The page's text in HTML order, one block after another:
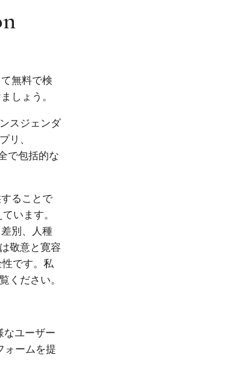
無料で検
しょう。
スジェンダ
リ、
で包括的な
ることで
います。
別、人種
敬意と寛容
です。私
ください。
ユーザー
ォームを提